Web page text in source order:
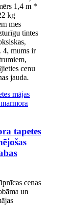
1,4 m *
kg
mēs
tintes
4, mums ir
cenu
jauda.
tapetes
cenas
un